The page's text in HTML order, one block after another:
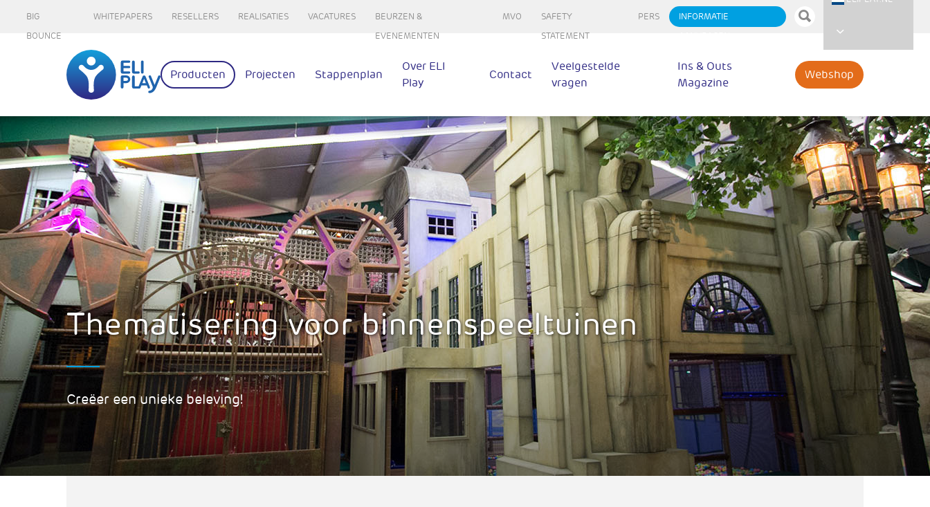
BIG
BOUNCE
WHITEPAPERS RESELLERS REALISATIES VACATURES
BEURZEN &
EVENEMENTEN
MVO
SAFETY
STATEMENT
PERS
INFORMATIE
Producten Projecten Stappenplan
Over ELI
Play
Contact
Veelgestelde
vragen
Ins & Outs
Magazine
Webshop
Thematisering voor binnenspeeltuinen
Creëer een unieke beleving!